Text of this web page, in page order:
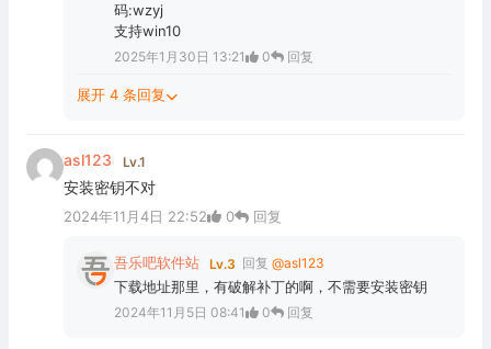
码:wzyj
支持win10
2025年1月30日 13:21 0 回复
展开 4 条回复
asl123 Lv.1
安装密钥不对
2024年11月4日 22:52 0 回复
吾乐吧软件站 Lv.3 回复 @asl123
下载地址那里，有破解补丁的啊，不需要安装密钥
2024年11月5日 08:41 0 回复